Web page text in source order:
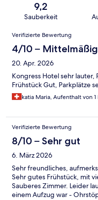
9,2
Sauberkeit
Bewertungen
Verifizierte Bewertung
4/10 – Mittelmäßig
20. Apr. 2026
Kongress Hotel sehr lauter,
Frühstück Gut, Parkplätze
katia Maria, Aufenthalt von 1
Verifizierte Bewertung
8/10 – Sehr gut
6. März 2026
Sehr freundliches,
Sehr gutes Frühstück, mit
Sauberes Zimmer. Leider
einem Aufzug war -